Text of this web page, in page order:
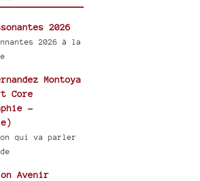
2026
2026 à la
Montoya
Core
-
qui va parler
Avenir